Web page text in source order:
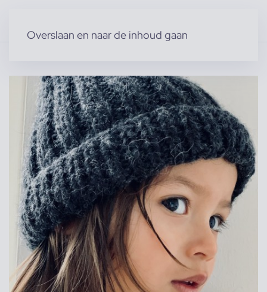
Overslaan en naar de inhoud gaan